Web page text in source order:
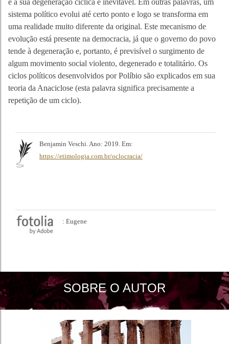
e a sua degeneração cíclica e inevitável. Em outras palavras, um
sistema político evolui até certo ponto e logo se transforma em
uma realidade muito diferente da original. Este mecanismo de
evolução está presente na democracia, já que o governo do povo
tende à degeneração e, portanto, é previsível o surgimento de
algum movimento social violento, degenerado e totalitário. Os
ciclos políticos desenvolvidos por Políbio são explicados em sua
teoria da Anaciclose (esta palavra significa precisamente a
repetição de um ciclo).
Benjamin Veschi. Ano: 2019. Em:
https://etimologia.com.br/oclocracia/
: Eugene
SOBRE O AUTOR